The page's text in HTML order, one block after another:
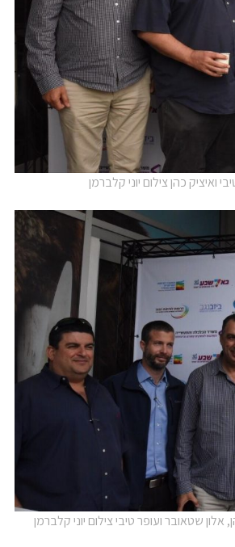
ואיציק כהן צילום יוני קלברמן
שטאובר ועופר טיבי צילום יוני קלברמן